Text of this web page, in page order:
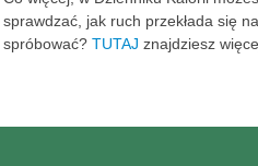
sprawdzać, jak ruch przekłada się
spróbować?TUTAJ znajdziesz